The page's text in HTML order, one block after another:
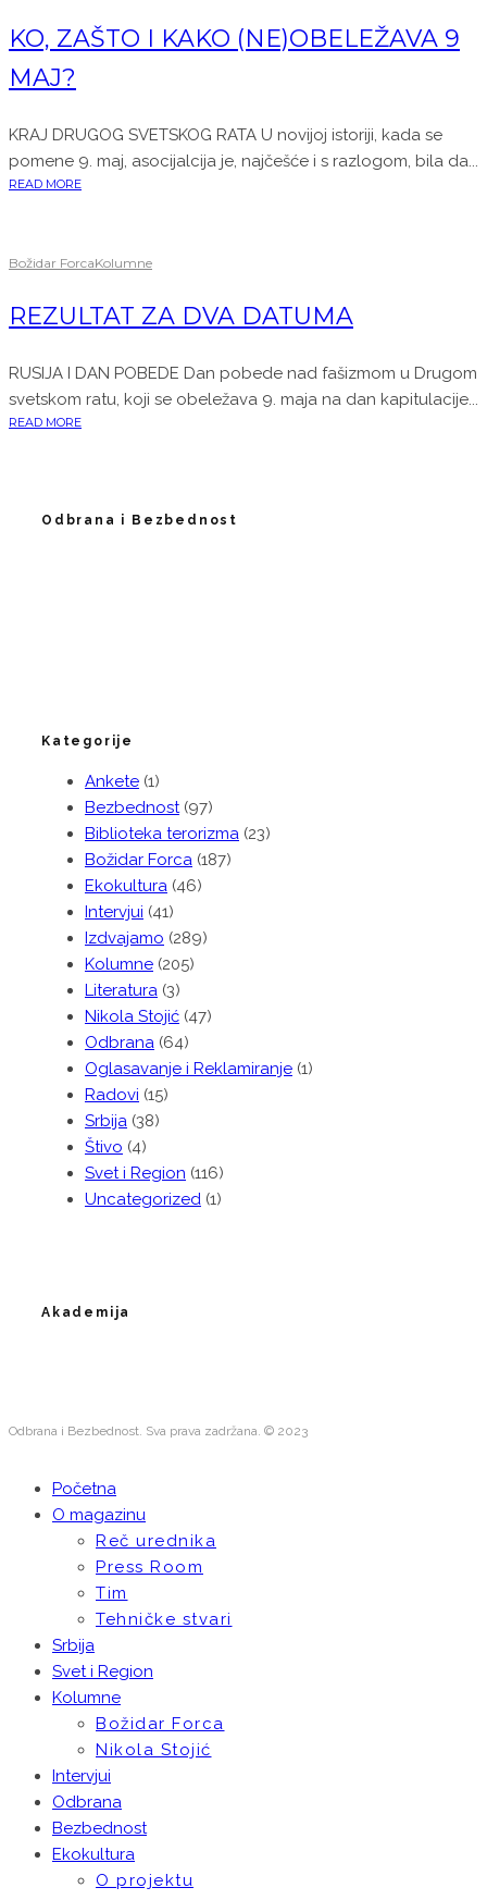
KO, ZAŠTO I KAKO (NE)OBELEŽAVA 9
MAJ?
KRAJ DRUGOG SVETSKOG RATA U novijoj istoriji, kada se
pomene 9. maj, asocijalcija je, najčešće i s razlogom, bila da...
READ MORE
Božidar ForcaKolumne
REZULTAT ZA DVA DATUMA
RUSIJA I DAN POBEDE Dan pobede nad fašizmom u Drugom
svetskom ratu, koji se obeležava 9. maja na dan kapitulacije...
READ MORE
Odbrana i Bezbednost
Kategorije
Ankete (1)
Bezbednost(97)
Biblioteka terorizma (23)
Božidar Forca (187)
Ekokultura (46)
Intervjui (41)
Izdvajamo (289)
Kolumne (205)
Literatura (3)
Nikola Stojić (47)
Odbrana (64)
Oglasavanje i Reklamiranje (1)
Radovi (15)
Srbija (38)
Štivo (4)
Svet i Region (116)
Uncategorized (1)
Akademija
Odbrana i Bezbednost. Sva prava zadržana. © 2023
Početna
O magazinu
Reč urednika
Press Room
Tim
Tehničke stvari
Srbija
Svet i Region
Kolumne
Božidar Forca
Nikola Stojić
Intervjui
Odbrana
Bezbednost
Ekokultura
O projektu